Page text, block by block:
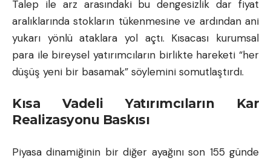
Talep ile arz arasındaki bu dengesizlik dar fiyat
aralıklarında stokların tükenmesine ve ardından ani
yukarı yönlü ataklara yol açtı. Kısacası kurumsal
para ile bireysel yatırımcıların birlikte hareketi “her
düşüş yeni bir basamak” söylemini somutlaştırdı.
Kısa Vadeli Yatırımcıların Kar
Realizasyonu Baskısı
Piyasa dinamiğinin bir diğer ayağını son 155 günde